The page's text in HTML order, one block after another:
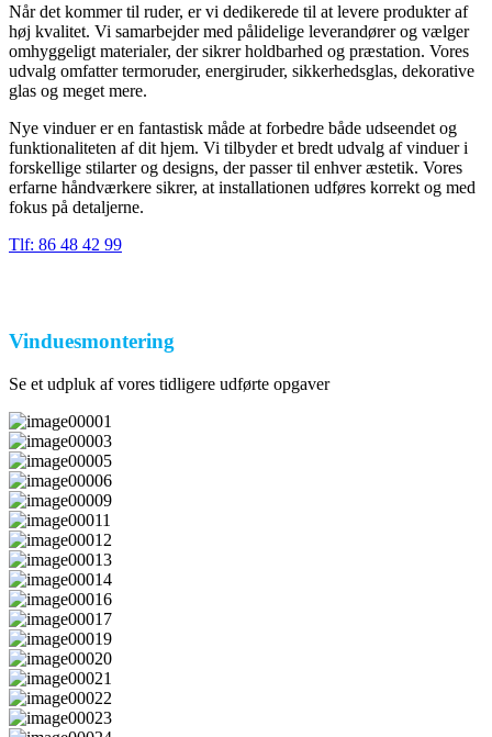
Når det kommer til ruder, er vi dedikerede til at levere produkter af
høj kvalitet. Vi samarbejder med pålidelige leverandører og vælger
omhyggeligt materialer, der sikrer holdbarhed og præstation. Vores
udvalg omfatter termoruder, energiruder, sikkerhedsglas, dekorative
glas og meget mere.
Nye vinduer er en fantastisk måde at forbedre både udseendet og
funktionaliteten af dit hjem. Vi tilbyder et bredt udvalg af vinduer i
forskellige stilarter og designs, der passer til enhver æstetik. Vores
erfarne håndværkere sikrer, at installationen udføres korrekt og med
fokus på detaljerne.
Tlf: 86 48 42 99
Vinduesmontering
Se et udpluk af vores tidligere udførte opgaver